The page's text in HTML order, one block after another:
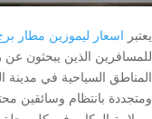
يعتبر اسعار ليموزين مطار
للمسافرين الذين يبحثون عن
المناطق السياحية في مدينة
ومتجددة بانتظام وسائقين